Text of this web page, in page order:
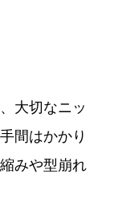
大切なニッ
間はかかり
みや型崩れ